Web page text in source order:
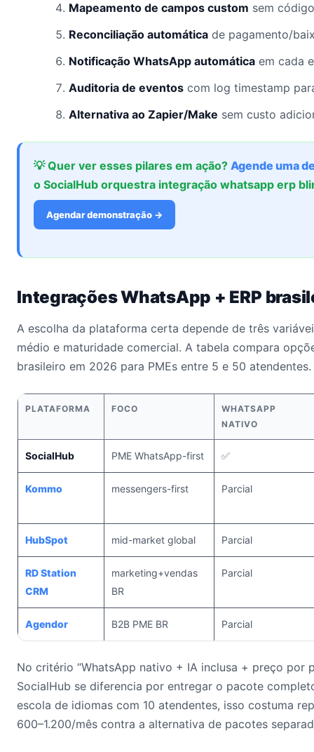
Mapeamento de campos custom sem
Reconciliação automática de pagamento/
Notificação WhatsApp automática em cada
Auditoria de eventos com log timestamp
Alternativa ao Zapier/Make sem custo
💡 Quer ver esses pilares em ação? Agende uma
o SocialHub orquestra integração whatsapp erp
Agendar demonstração →
Integrações WhatsApp + ERP
A escolha da plataforma certa depende de três
médio e maturidade comercial. A tabela compara
brasileiro em 2026 para PMEs entre 5 e 50 atendentes.
PLATAFORMA FOCO
WHATSAPP
NATIVO
SocialHub PME WhatsApp-first ✅
Kommo messengers-first Parcial
HubSpot mid-market global Parcial
RD Station
CRM
marketing+vendas
BR
Parcial
Agendor B2B PME BR Parcial
No critério “WhatsApp nativo + IA inclusa + preço por
SocialHub se diferencia por entregar o pacote
escola de idiomas com 10 atendentes, isso costuma
600–1.200/mês contra a alternativa de pacotes